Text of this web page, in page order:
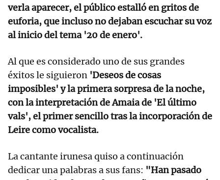
verla aparecer, el público estalló en gritos de
euforia, que incluso no dejaban escuchar su voz
al inicio del tema '20 de enero'.
Al que es considerado uno de sus grandes
éxitos le siguieron 'Deseos de cosas
imposibles' y la primera sorpresa de la noche,
con la interpretación de Amaia de 'El último
vals', el primer sencillo tras la incorporación de
Leire como vocalista.
La cantante irunesa quiso a continuación
dedicar una palabras a sus fans: "Han pasado